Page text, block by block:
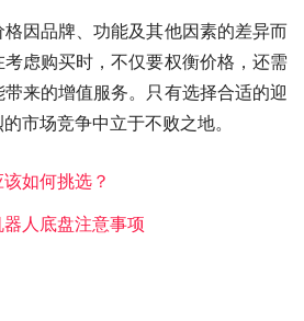
因品牌、功能及其他因素的差异而
虑购买时，不仅要权衡价格，还需
来的增值服务。只有选择合适的迎
市场竞争中立于不败之地。
如何挑选？
人底盘注意事项